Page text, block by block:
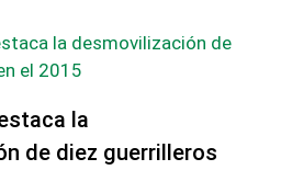
la
de diez guerrilleros